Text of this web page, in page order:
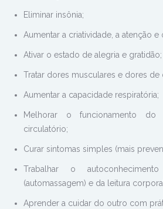
Eliminar insônia;
Aumentar a criatividade, a atenção e
Ativar o estado de alegria e gratidão;
Tratar dores musculares e dores de
Aumentar a capacidade respiratória;
Melhorar o funcionamento do
circulatório;
Curar sintomas simples (mais
Trabalhar o
(automassagem) e da leitura
Aprender a cuidar do outro com